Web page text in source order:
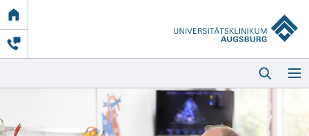
Link
zur
Startseite